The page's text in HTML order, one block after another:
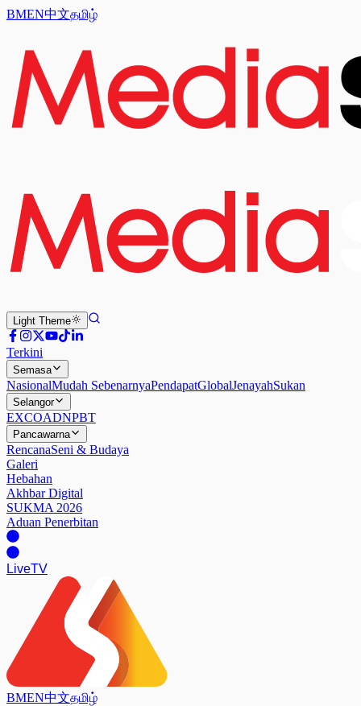
BMEN中文தமிழ்
Light Theme
Terkini
Semasa
NasionalMudah SebenarnyaPendapatGlobalJenayahSukan
Selangor
EXCOADNPBT
Pancawarna
RencanaSeni & Budaya
Galeri
Hebahan
Akhbar Digital
SUKMA 2026
Aduan Penerbitan
LiveTV
BMEN中文தமிழ்